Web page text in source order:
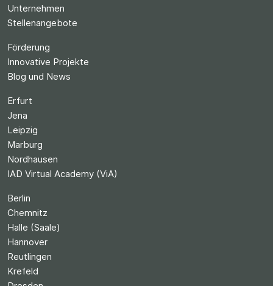
Unternehmen
Stellenangebote
Förderung
Innovative Projekte
Blog und News
Erfurt
Jena
Leipzig
Marburg
Nordhausen
IAD Virtual Academy (ViA)
Berlin
Chemnitz
Halle (Saale)
Hannover
Reutlingen
Krefeld